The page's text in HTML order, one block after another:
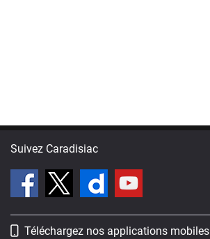
Suivez Caradisiac
Téléchargez nos applications mobiles